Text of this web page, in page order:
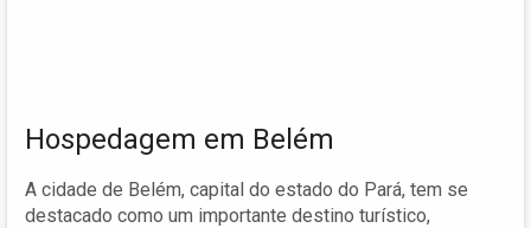
Hospedagem em Belém
A cidade de Belém, capital do estado do Pará, tem se
destacado como um importante destino turístico,